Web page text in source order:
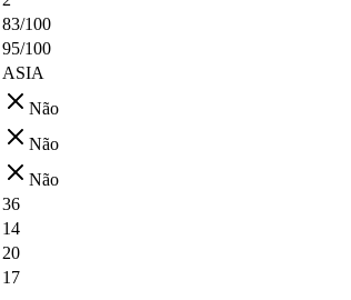
83/100
95/100
ASIA
Não
Não
Não
36
14
20
17